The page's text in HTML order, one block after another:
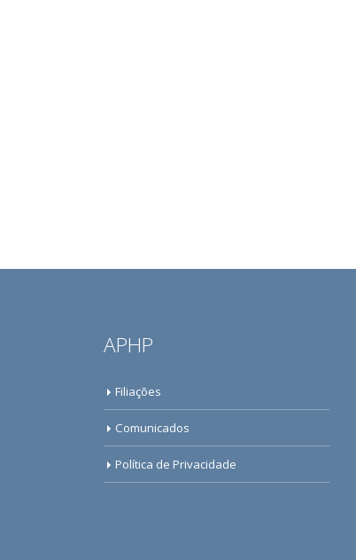
APHP
Filiações
Comunicados
Política de Privacidade